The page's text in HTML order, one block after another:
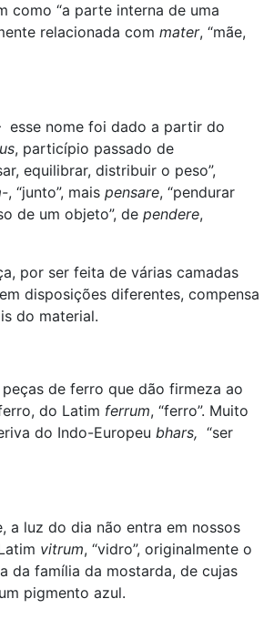
como “a parte interna de uma
relacionada com mater, “mãe,
esse nome foi dado a partir do
, particípio passado de
equilibrar, distribuir o peso”,
, “junto”, mais pensare, “pendurar
de um objeto”, de pendere,
por ser feita de várias camadas
disposições diferentes, compensa
do material.
peças de ferro que dão firmeza ao
do Latim ferrum, “ferro”. Muito
do Indo-Europeu bhars, “ser
a luz do dia não entra em nossos
vitrum, “vidro”, originalmente o
da família da mostarda, de cujas
pigmento azul.